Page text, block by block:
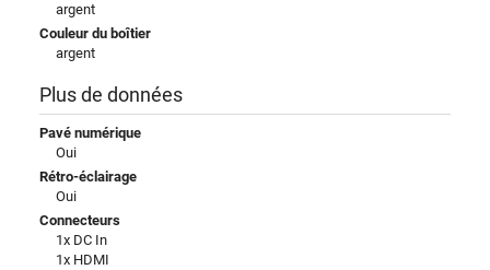
argent
Couleur du boîtier
argent
Plus de données
Pavé numérique
Oui
Rétro-éclairage
Oui
Connecteurs
1x DC In
1x HDMI